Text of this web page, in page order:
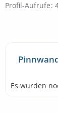
Profil-Aufrufe
Es wurden